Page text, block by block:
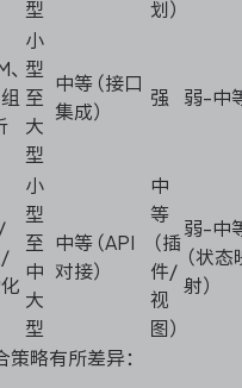
型 划）
小
型
至
大
型
中等（接口
集成）
强 弱-中
/
小
型
至
中
大
型
中等（API
对接）
中
等
（插
件/
视
图）
弱-中
（状态
射）
略有所差异：